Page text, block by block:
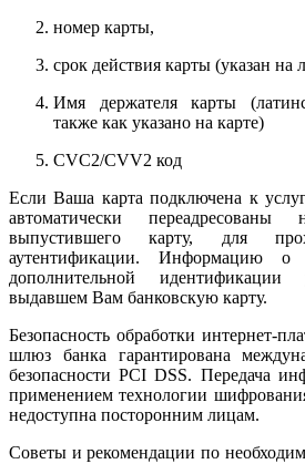
номер карты,
срок действия карты (указан на
Имя держателя карты
также как указано на карте)
CVC2/CVV2 код
Если Ваша карта подключена к
автоматически
выпустившего карту, для
аутентификации. Информацию о
дополнительной
выдавшем Вам банковскую карту.
Безопасность обработки интернет-
шлюз банка гарантирована
безопасности PCI DSS. Передача
применением технологии
недоступна посторонним лицам.
Советы и рекомендации по